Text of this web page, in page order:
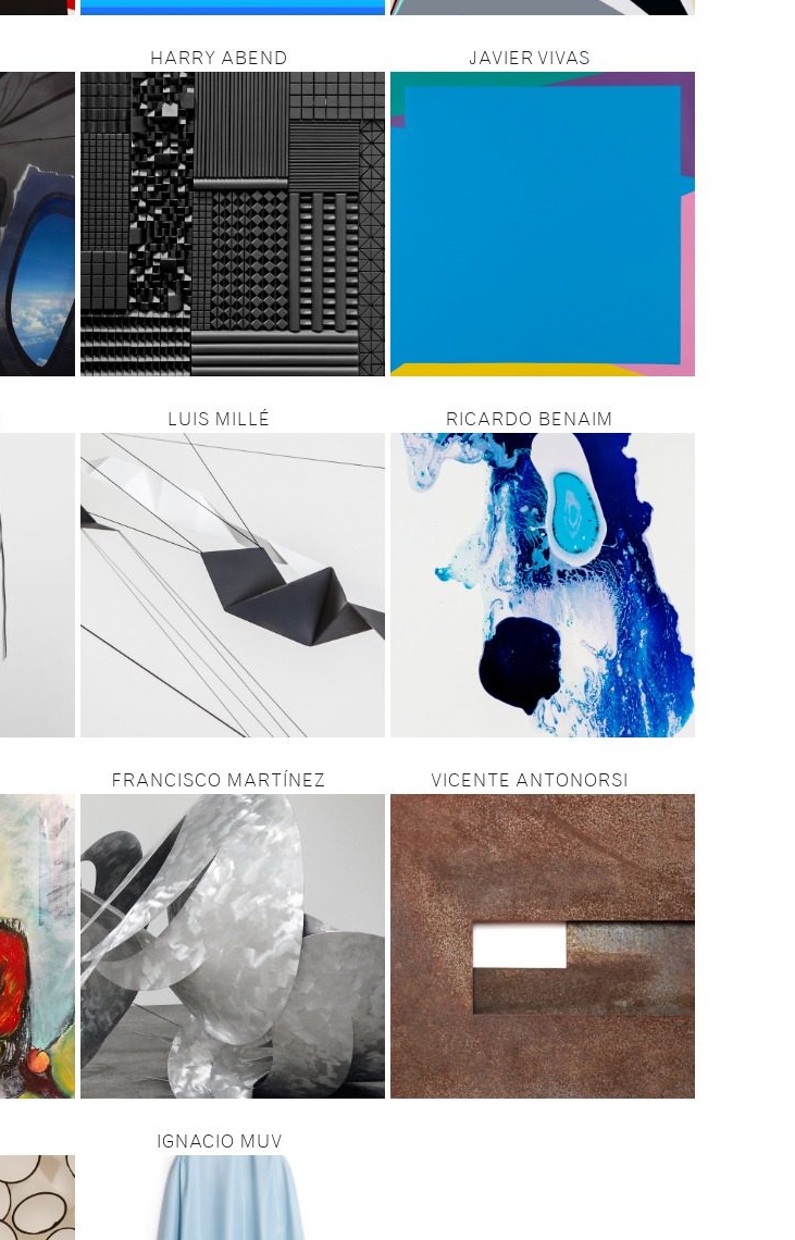
HARRY ABEND JAVIER VIVAS
LUIS MILLÉ RICARDO BENAIM
FRANCISCO MARTÍNEZ VICENTE ANTONORSI
IGNACIO MUV